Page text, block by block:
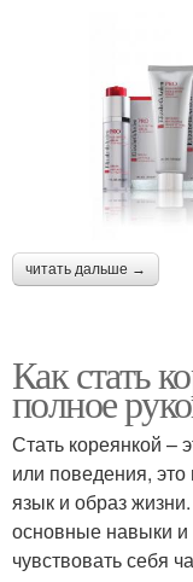
читать дальше →
Как стать
полное
Стать кореянкой –
или поведения, это
язык и образ
основные навыки и
чувствовать себя